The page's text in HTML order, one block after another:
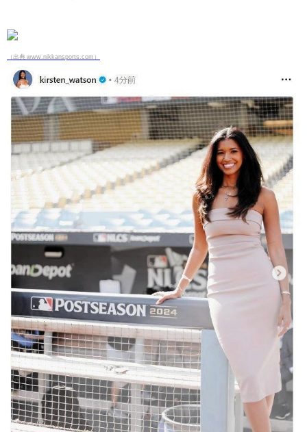
（出典 www.nikkansports.com）